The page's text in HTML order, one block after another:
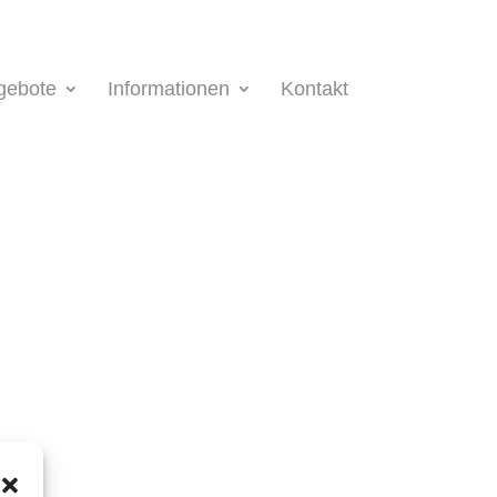
Informationen Kontakt